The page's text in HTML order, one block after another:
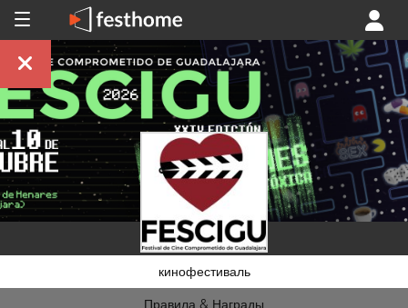
кинофестиваль
Правила & Награды